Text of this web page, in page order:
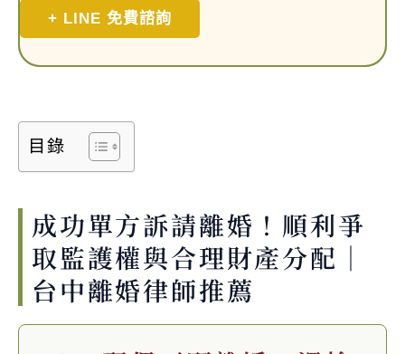
+ LINE 免費諮詢
目錄
成功單方訴請離婚！順利爭
取監護權與合理財產分配｜
台中離婚律師推薦